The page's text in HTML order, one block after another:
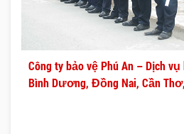
Công ty bảo vệ Phú An – Dịch vụ
Bình Dương, Đồng Nai, Cần